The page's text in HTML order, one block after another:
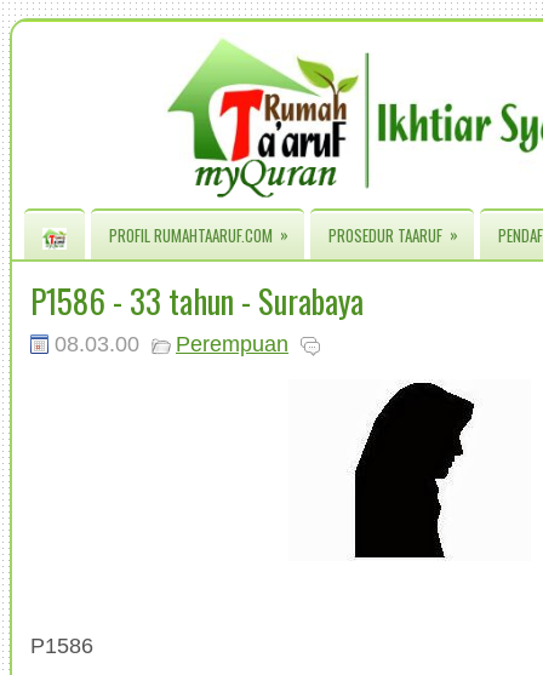
PROFIL RUMAHTAARUF.COM » PROSEDUR TAARUF »
P1586 - 33 tahun - Surabaya
08.03.00 Perempuan
P1586